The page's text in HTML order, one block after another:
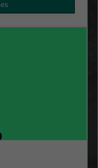
anderem eine zufällig
historische
Standard-Session-
Es speichert im Fall